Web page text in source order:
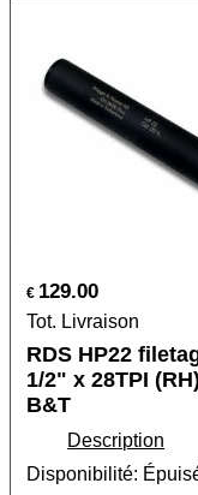
€ 129.00
Tot. Livraison
RDS HP22
1/2" x 28TPI (RH)
B&T
Description
Disponibilité: